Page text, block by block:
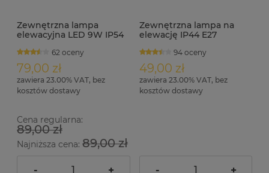
Zewnętrzna lampa
elewacyjna LED 9W IP54
62 oceny
79,00 zł
zawiera 23.00% VAT, bez
kosztów dostawy
Cena regularna:
89,00 zł
Najniższa cena: 89,00 zł
- +
Zewnętrzna lampa na
elewację IP44 E27
94 oceny
49,00 zł
zawiera 23.00% VAT, bez
kosztów dostawy
- +